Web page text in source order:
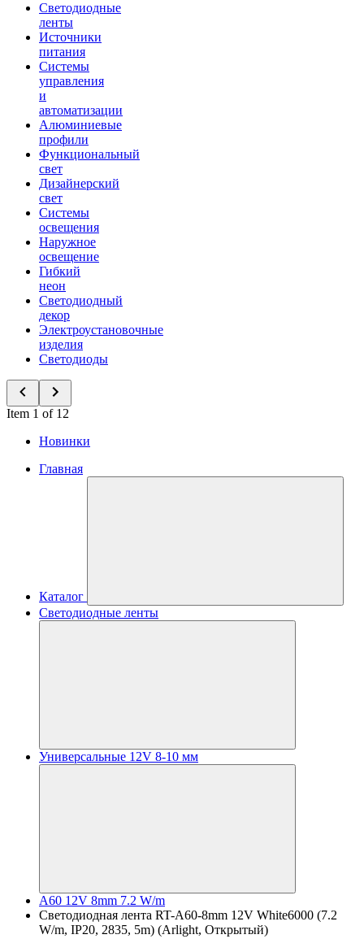
Светодиодные
ленты
Источники
питания
Системы
управления
и
автоматизации
Алюминиевые
профили
Функциональный
свет
Дизайнерский
свет
Системы
освещения
Наружное
освещение
Гибкий
неон
Светодиодный
декор
Электроустановочные
изделия
Светодиоды
Item 1 of 12
Новинки
Главная
Каталог
Светодиодные ленты
Универсальные 12V 8-10 мм
A60 12V 8mm 7.2 W/m
Светодиодная лента RT-A60-8mm 12V White6000 (7.2
W/m, IP20, 2835, 5m) (Arlight, Открытый)